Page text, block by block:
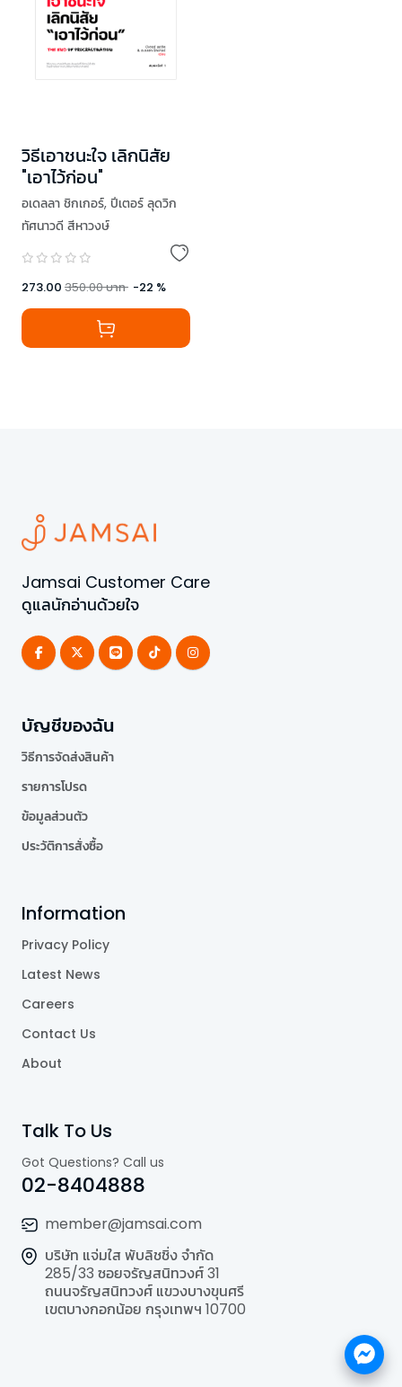
วิธีเอาชนะใจ เลิกนิสัย
"เอาไว้ก่อน"
อเดลลา ชิกเกอร์, ปีเตอร์ ลุดวิก
ทัศนาวดี สีหาวงษ์
273.00 350.00บาท -22 %
Jamsai Customer Care
ดูแลนักอ่านด้วยใจ
บัญชีของฉัน
วิธีการจัดส่งสินค้า
รายการโปรด
ข้อมูลส่วนตัว
ประวัติการสั่งซื้อ
Information
Privacy Policy
Latest News
Careers
Contact Us
About
Talk To Us
Got Questions? Call us
02-8404888
member@jamsai.com
บริษัท แจ่มใส พับลิชชิ่ง จำกัด
285/33 ซอยจรัญสนิทวงศ์ 31
ถนนจรัญสนิทวงศ์ แขวงบางขุนศรี
เขตบางกอกน้อย กรุงเทพฯ 10700